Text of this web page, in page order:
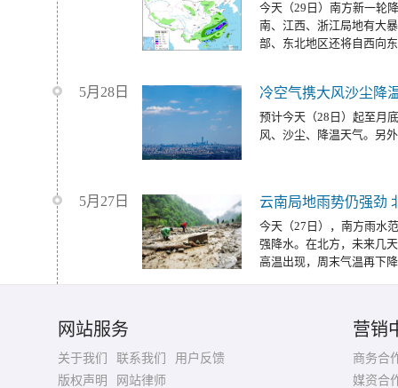
今天（29日）南方新一轮
南、江西、浙江局地有大
部、东北地区还将自西向
5月28日 冷空气携大风沙尘降
预计今天（28日）起至月
风、沙尘、降温天气。另
5月27日 云南局地雨势仍强劲
今天（27日），南方雨水
强降水。在北方，未来几
高温出现，周末气温再下
网站服务
关于我们 联系我们
用户反馈
版权声明
网站律师
营销
商务合
媒资合